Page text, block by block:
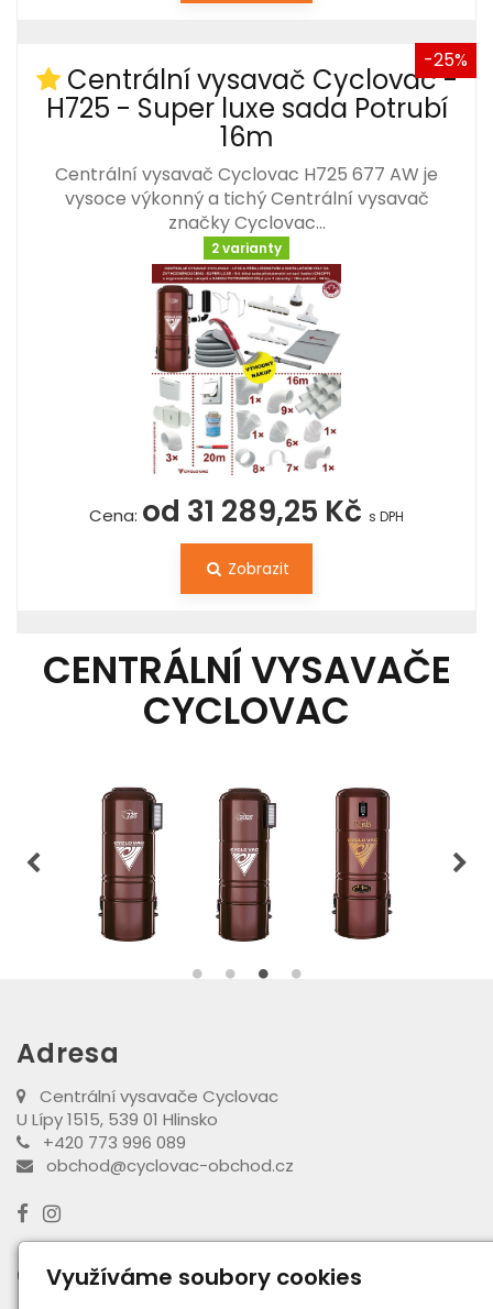
-25%
Centrální vysavač Cyclovac -
H725 - Super luxe sada Potrubí
16m
Centrální vysavač Cyclovac H725 677 AW je
vysoce výkonný a tichý Centrální vysavač
značky Cyclovac…
2 varianty
Cena: od 31 289,25 Kč s DPH
Zobrazit
CENTRÁLNÍ VYSAVAČE
CYCLOVAC
Adresa
Centrální vysavače Cyclovac
U Lípy 1515, 539 01 Hlinsko
+420 773 996 089
obchod@cyclovac-obchod.cz
Otevírací doba výdejny
Využíváme soubory cookies